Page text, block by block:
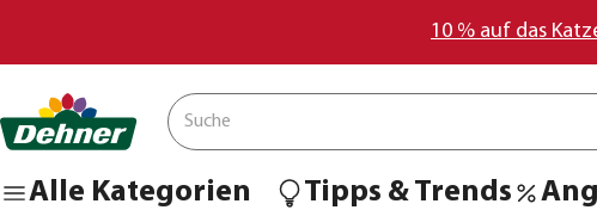
10 % auf das
Alle Kategorien Tipps & Trends